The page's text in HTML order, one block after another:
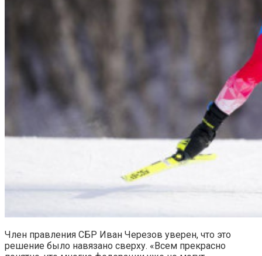
Член правления СБР Иван Черезов уверен, что это
решение было навязано сверху. «Всем прекрасно